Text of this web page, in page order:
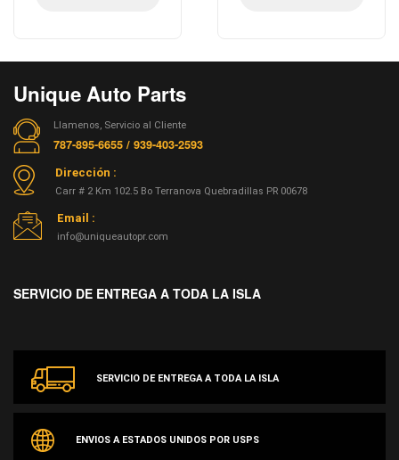
Unique Auto Parts
Llamenos, Servicio al Cliente
787-895-6655 / 939-403-2593
Dirección :
Carr # 2 Km 102.5 Bo Terranova Quebradillas PR 00678
Email :
info@uniqueautopr.com
SERVICIO DE ENTREGA A TODA LA ISLA
SERVICIO DE ENTREGA A TODA LA ISLA
ENVIOS A ESTADOS UNIDOS POR USPS